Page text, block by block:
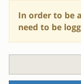
In order to be
need to be